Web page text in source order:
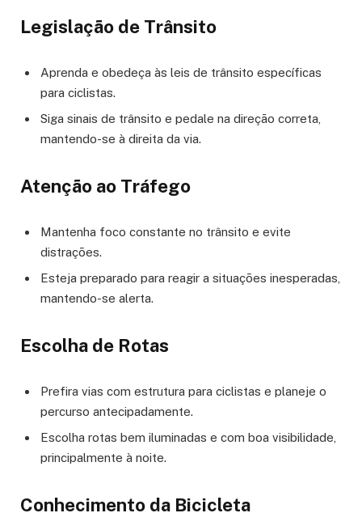
Legislação de Trânsito
Aprenda e obedeça às leis de trânsito específicas
para ciclistas.
Siga sinais de trânsito e pedale na direção correta,
mantendo-se à direita da via.
Atenção ao Tráfego
Mantenha foco constante no trânsito e evite
distrações.
Esteja preparado para reagir a situações inesperadas,
mantendo-se alerta.
Escolha de Rotas
Prefira vias com estrutura para ciclistas e planeje o
percurso antecipadamente.
Escolha rotas bem iluminadas e com boa visibilidade,
principalmente à noite.
Conhecimento da Bicicleta